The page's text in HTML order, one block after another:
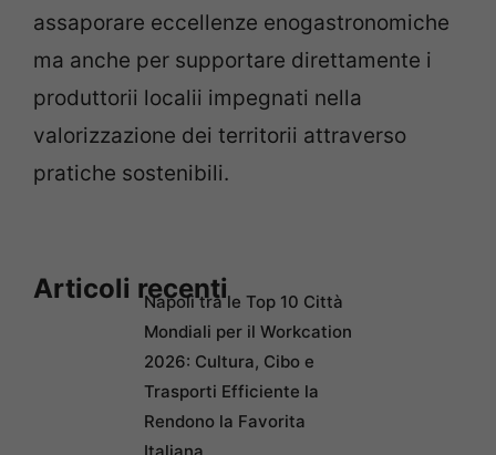
assaporare eccellenze enogastronomiche
ma anche per supportare direttamente i
produttorii localii impegnati nella
valorizzazione dei territorii attraverso
pratiche sostenibili.
Articoli recentiNapoli tra le Top 10 Città
Mondiali per il Workcation
2026: Cultura, Cibo e
Trasporti Efficiente la
Rendono la Favorita
Italiana